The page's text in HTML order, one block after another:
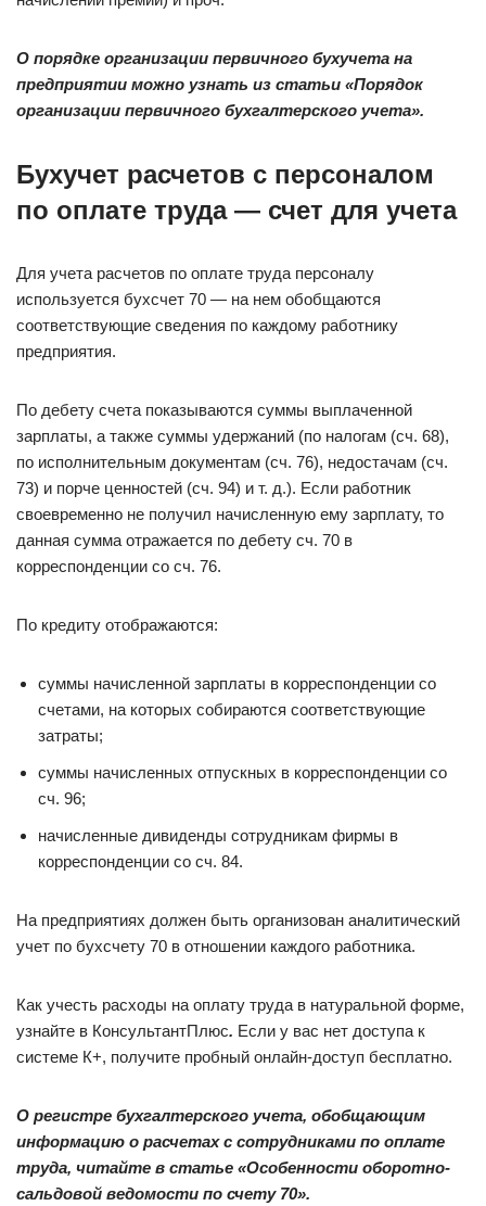
О порядке организации первичного бухучета на
предприятии можно узнать из статьи «Порядок
организации первичного бухгалтерского учета».
Бухучет расчетов с персоналом
по оплате труда — счет для учета
Для учета расчетов по оплате труда персоналу
используется бухсчет 70 — на нем обобщаются
соответствующие сведения по каждому работнику
предприятия.
По дебету счета показываются суммы выплаченной
зарплаты, а также суммы удержаний (по налогам (сч. 68),
по исполнительным документам (сч. 76), недостачам (сч.
73) и порче ценностей (сч. 94) и т. д.). Если работник
своевременно не получил начисленную ему зарплату, то
данная сумма отражается по дебету сч. 70 в
корреспонденции со сч. 76.
По кредиту отображаются:
суммы начисленной зарплаты в корреспонденции со
счетами, на которых собираются соответствующие
затраты;
суммы начисленных отпускных в корреспонденции со
сч. 96;
начисленные дивиденды сотрудникам фирмы в
корреспонденции со сч. 84.
На предприятиях должен быть организован аналитический
учет по бухсчету 70 в отношении каждого работника.
Как учесть расходы на оплату труда в натуральной форме,
узнайте в КонсультантПлюс. Если у вас нет доступа к
системе К+, получите пробный онлайн-доступ бесплатно.
О регистре бухгалтерского учета, обобщающим
информацию о расчетах с сотрудниками по оплате
труда, читайте в статье «Особенности оборотно-
сальдовой ведомости по счету 70».